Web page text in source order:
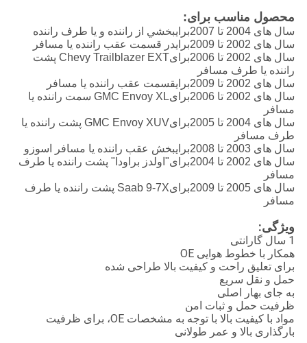
محصول مناسب برای:
سال های 2004 تا 2007 برایبخشي از راننده و يا طرف راننده
سال های 2002 تا 2009
برایدر قسمت عقب راننده یا مسافر
سال های 2002 تا 2006
برای
Chevy Trailblazer EXT پشت
راننده یا طرف مسافر
سال های 2002 تا 2009
برایقسمت عقب راننده یا مسافر
سال های 2002 تا 2006
برای
GMC Envoy XL سمت راننده یا
مسافر
سال های 2004 تا 2005
برای
GMC Envoy XUV پشت راننده یا
طرف مسافر
سال های 2003 تا 2008
برایبخش عقب راننده یا مسافر اسوزو
سال های 2002 تا 2004
برای"اولدز براودا" پشت راننده یا طرف
مسافر
سال های 2005 تا 2009
برای
Saab 9-7X پشت راننده یا طرف
مسافر
ویژگی:
1 سال گارانتی
همکار با خطوط هوایی OE
برای تعلیق راحت و کیفیت بالا طراحی شده
حمل و نقل سریع
به جای بهار اصلی
ظرفیت حمل و ثبات امن
مواد با کیفیت بالا با توجه به مشخصات OE، برای ظرفیت
بارگذاری بالا و عمر طولانی